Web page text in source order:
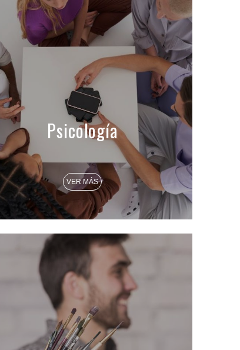
Psicología
VER MÁS